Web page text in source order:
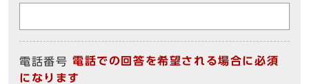
電話番号 電話での回答を希望される場合に必須
になります